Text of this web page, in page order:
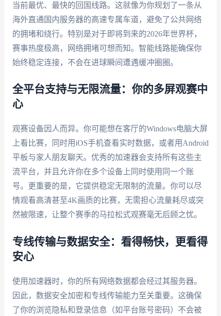
当前最优、最快的回国线路。这就像为你规划了一条从
海外直通国内服务器的高速专属车道，避免了公共网络
的拥堵和绕行。特别是对于即将到来的2026年世界杯，
赛事热度极高，网络拥堵可想而知。智能线路能确保你
始终稳定连接，不会在进球瞬间遭遇缓冲圈圈。
全平台支持与无限流量：你的多屏观赛中
心
观赛设备因人而异。你可能想在客厅的Windows电脑大屏
上看比赛，同时用iOS手机查看实时数据，或者用Android
平板与家人朋友聊天。优秀的加速器会支持所有这些主
流平台，并且允许你在多个设备上同时使用同一个账
号。更重要的是，它提供稳定无限制的流量。你可以尽
情观看高清甚至4K画质的比赛，无需担心流量耗尽或突
然被限速，让整个赛季的马拉松式观赛毫无后顾之忧。
专线传输与数据安全：看得畅快，更看得
安心
使用加速器时，你的所有网络数据都会经过其服务器。
因此，数据安全加密和专线传输能力至关重要。这确保
了你的浏览隐私和登录信息（如平台账号密码）不会被